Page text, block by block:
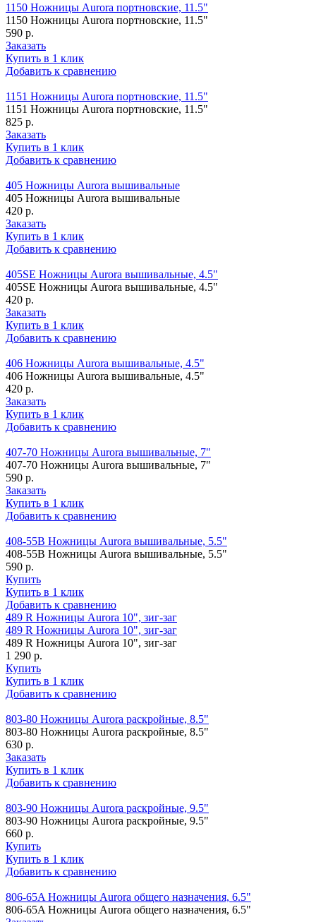
1150 Ножницы Aurora портновские, 11.5"
1150 Ножницы Aurora портновские, 11.5"
590 р.
Заказать
Купить в 1 клик
Добавить к сравнению
1151 Ножницы Aurora портновские, 11.5"
1151 Ножницы Aurora портновские, 11.5"
825 р.
Заказать
Купить в 1 клик
Добавить к сравнению
405 Ножницы Aurora вышивальные
405 Ножницы Aurora вышивальные
420 р.
Заказать
Купить в 1 клик
Добавить к сравнению
405SE Ножницы Aurora вышивальные, 4.5"
405SE Ножницы Aurora вышивальные, 4.5"
420 р.
Заказать
Купить в 1 клик
Добавить к сравнению
406 Ножницы Aurora вышивальные, 4.5"
406 Ножницы Aurora вышивальные, 4.5"
420 р.
Заказать
Купить в 1 клик
Добавить к сравнению
407-70 Ножницы Aurora вышивальные, 7"
407-70 Ножницы Aurora вышивальные, 7"
590 р.
Заказать
Купить в 1 клик
Добавить к сравнению
408-55B Ножницы Aurora вышивальные, 5.5"
408-55B Ножницы Aurora вышивальные, 5.5"
590 р.
Купить
Купить в 1 клик
Добавить к сравнению
489 R Ножницы Aurora 10", зиг-заг
489 R Ножницы Aurora 10", зиг-заг
489 R Ножницы Aurora 10", зиг-заг
1 290 р.
Купить
Купить в 1 клик
Добавить к сравнению
803-80 Ножницы Aurora раскройные, 8.5"
803-80 Ножницы Aurora раскройные, 8.5"
630 р.
Заказать
Купить в 1 клик
Добавить к сравнению
803-90 Ножницы Aurora раскройные, 9.5"
803-90 Ножницы Aurora раскройные, 9.5"
660 р.
Купить
Купить в 1 клик
Добавить к сравнению
806-65A Ножницы Aurora общего назначения, 6.5"
806-65A Ножницы Aurora общего назначения, 6.5"